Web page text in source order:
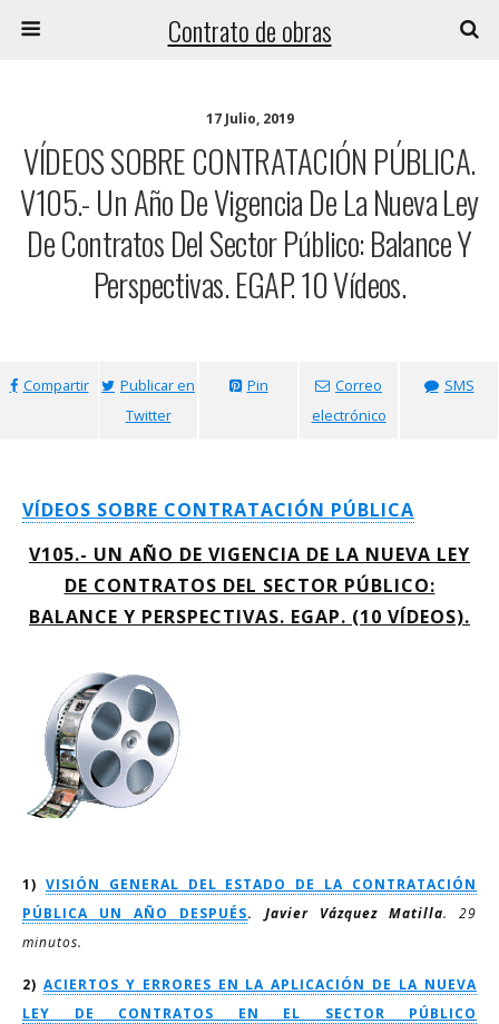
Contrato de obras
17 Julio, 2019
VÍDEOS SOBRE CONTRATACIÓN PÚBLICA.
V105.- Un Año De Vigencia De La Nueva Ley
De Contratos Del Sector Público: Balance Y
Perspectivas. EGAP. 10 Vídeos.
Compartir
Publicar en
Twitter
Pin
Correo
electrónico
SMS
VÍDEOS SOBRE CONTRATACIÓN PÚBLICA
V105.- UN AÑO DE VIGENCIA DE LA NUEVA LEY
DE CONTRATOS DEL SECTOR PÚBLICO:
BALANCE Y PERSPECTIVAS. EGAP. (10 VÍDEOS).
1) VISIÓN GENERAL DEL ESTADO DE LA CONTRATACIÓN
PÚBLICA UN AÑO DESPUÉS. Javier Vázquez Matilla. 29
minutos.
2) ACIERTOS Y ERRORES EN LA APLICACIÓN DE LA NUEVA
LEY DE CONTRATOS EN EL SECTOR PÚBLICO